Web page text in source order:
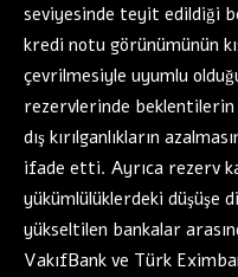
seviyesinde teyit edildiği
kredi notu görünümünün
çevrilmesiyle uyumlu
rezervlerinde beklentilerin
dış kırılganlıkların
ifade etti. Ayrıca rezerv
yükümlülüklerdeki düşüşe
yükseltilen bankalar
VakıfBank ve Türk